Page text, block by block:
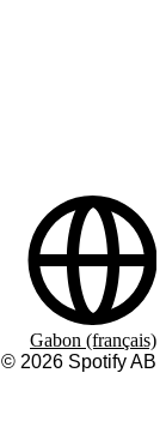
© 2026 Spotify AB
Gabon (français)